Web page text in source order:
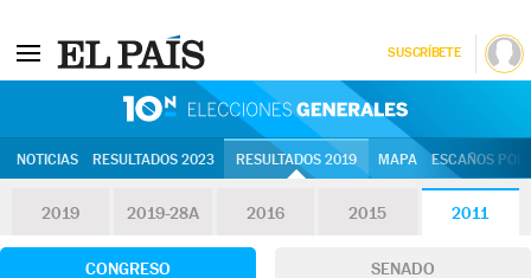
SUSCRÍBETE
NOTICIAS RESULTADOS 2023 RESULTADOS 2019 MAPA ESCAÑOS
2019 2019-28A 2016 2015 2011
CONGRESO SENADO